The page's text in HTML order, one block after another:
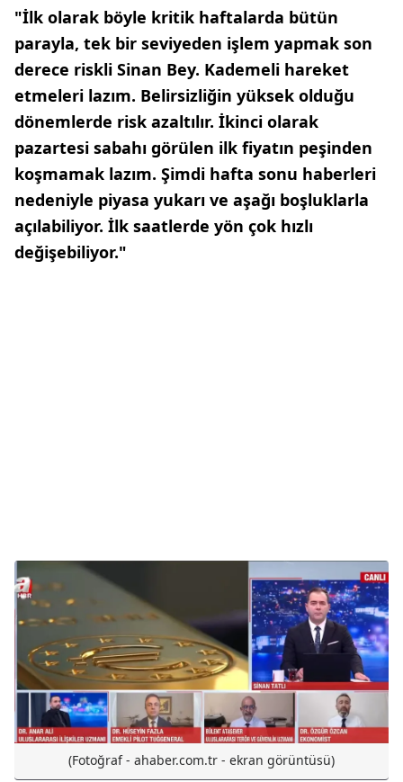
"İlk olarak böyle kritik haftalarda bütün
parayla, tek bir seviyeden işlem yapmak son
derece riskli Sinan Bey. Kademeli hareket
etmeleri lazım. Belirsizliğin yüksek olduğu
dönemlerde risk azaltılır. İkinci olarak
pazartesi sabahı görülen ilk fiyatın peşinden
koşmamak lazım. Şimdi hafta sonu haberleri
nedeniyle piyasa yukarı ve aşağı boşluklarla
açılabiliyor. İlk saatlerde yön çok hızlı
değişebiliyor."
(Fotoğraf - ahaber.com.tr - ekran görüntüsü)